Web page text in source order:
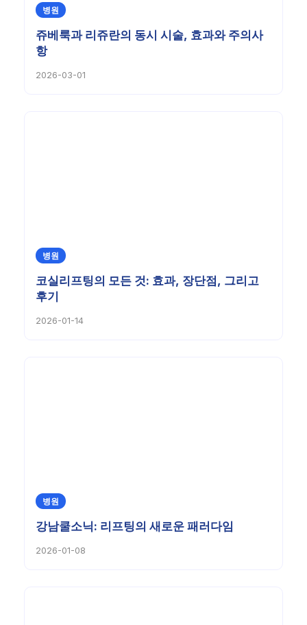
병원
쥬베룩과 리쥬란의 동시 시술, 효과와 주의사
항
2026-03-01
병원
코실리프팅의 모든 것: 효과, 장단점, 그리고
후기
2026-01-14
병원
강남쿨소닉: 리프팅의 새로운 패러다임
2026-01-08